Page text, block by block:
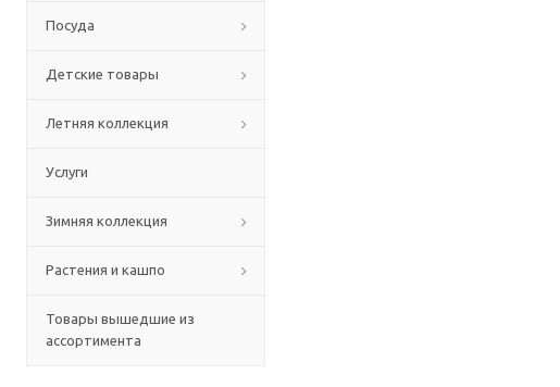
Посуда
Детские товары
Летняя коллекция
Услуги
Зимняя коллекция
Растения и кашпо
Товары вышедшие из
ассортимента